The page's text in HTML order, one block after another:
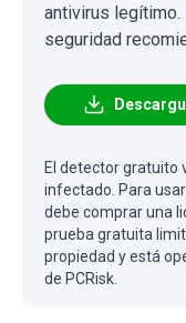
antivirus
seguridad
El detector gratuito
infectado. Para
debe comprar una
prueba gratuita
propiedad y está
de PCRisk.